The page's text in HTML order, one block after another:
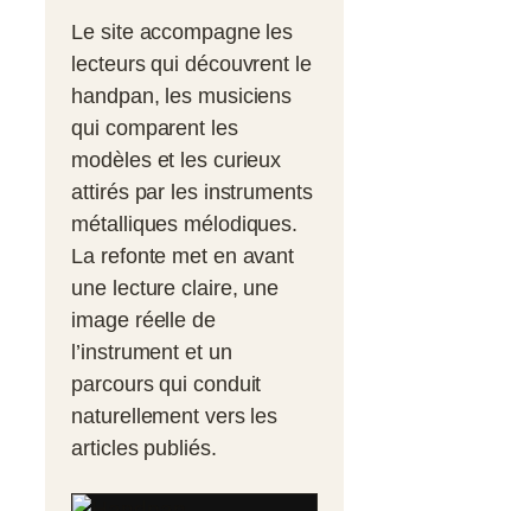
Le site accompagne les
lecteurs qui découvrent le
handpan, les musiciens
qui comparent les
modèles et les curieux
attirés par les instruments
métalliques mélodiques.
La refonte met en avant
une lecture claire, une
image réelle de
l’instrument et un
parcours qui conduit
naturellement vers les
articles publiés.